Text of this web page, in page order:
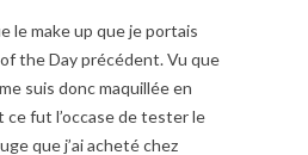
le make up que je portais
the Day précédent. Vu que
suis donc maquillée en
ce fut l’occase de tester le
que j’ai acheté chez